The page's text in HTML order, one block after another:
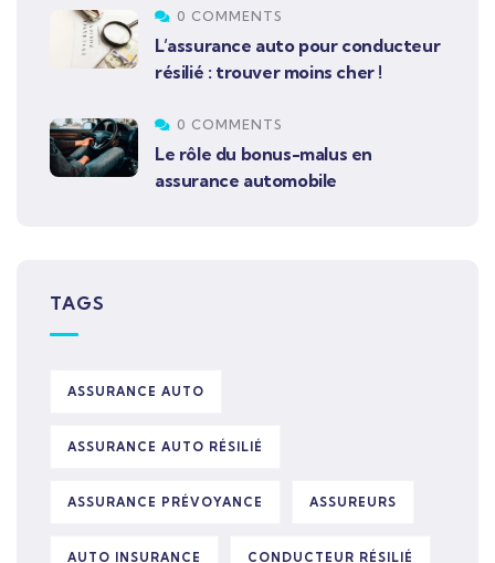
0 COMMENTS
L’assurance auto pour conducteur
résilié : trouver moins cher !
0 COMMENTS
Le rôle du bonus-malus en
assurance automobile
TAGS
ASSURANCE AUTO
ASSURANCE AUTO RÉSILIÉ
ASSURANCE PRÉVOYANCE ASSUREURS
AUTO INSURANCE CONDUCTEUR RÉSILIÉ